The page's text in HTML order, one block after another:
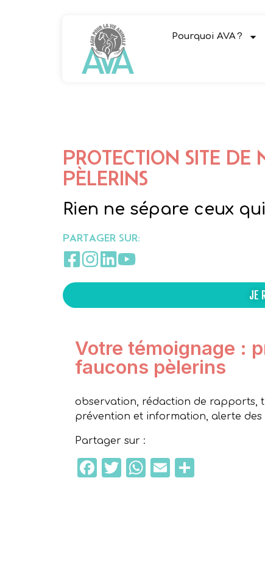
Pourquoi AVA ?
PROTECTION SITE
PÈLERINS
Rien ne sépare ceux
PARTAGER SUR:
JE
Votre témoignage :
faucons pèlerins
observation, rédaction de rapports,
prévention et information, alerte des
Partager sur :
Facebook
Twitter
WhatsApp
Email